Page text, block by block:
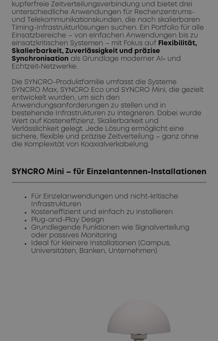
kupferfreie Zeitverteilungsverbindung und bietet drei
unterschiedliche Anwendungen für Rechenzentrums-
und Telekommunikationskunden, die nach skalierbaren
Timing-Infrastrukturlösungen suchen. Ein Portfolio für alle
Einsatzbereiche – von einfachen Anwendungen bis zu
einsatzkritischen Systemen – mit Fokus auf Flexibilität,
Skalierbarkeit, Zuverlässigkeit und präzise
Synchronisation als Grundlage moderner AI‑ und
Echtzeit‑Netzwerke.
Die SYNCRO-Produktfamilie umfasst die Systeme
SYNCRO Max, SYNCRO Eco und SYNCRO Mini, die gezielt
entwickelt wurden, um sich den
Anwendungsanforderungen zu stellen und in
bestehende Infrastrukturen zu integrieren. Dabei wurde
Wert auf Kosteneffizienz, Skalierbarkeit und
Verlässlichkeit gelegt. Jede Lösung ermöglicht eine
sichere, flexible und präzise Zeitverteilung – ganz ohne
die Komplexität von Koaxialverkabelung.
SYNCRO Mini – für Einzelantennen-Installationen
Für Einzelanwendungen und nicht-kritische
Infrastrukturen
Kosteneffizient und einfach zu installieren
Plug-and-Play Design
Grundlegende Funktionen wie Signalverteilung
oder passives Monitoring
Ideal für kleinere Installationen (Campus,
Universitäten, Banken, Unternehmen)